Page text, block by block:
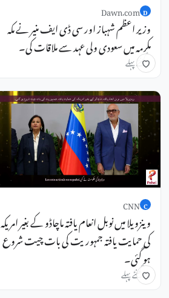
D
Dawn.com
وزیر اعظم شہباز اور سی ڈی ایف منیر نے مکہ
مکرمہ میں سعودی ولی عہد سے ملاقات کی۔
5 گھنٹے پہلے
C
CNN
وینزویلا میں نوبل انعام یافتہ ماچاڈو کے بغیر امریکہ
کی حمایت یافتہ جمہوریت کی بات چیت شروع
ہو گئی۔
18 گھنٹے پہلے